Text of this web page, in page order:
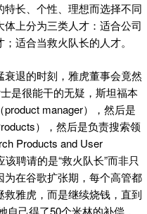
长、个性、理想而选择不同
上分为三类人才：适合公司
适合当救火队长的人才。
退的时刻，雅虎董事会竟然
是很能干的无疑，斯坦福本
manager），然后是
），然后是负责搜索领
Products and User
聘请的是“救火队长”而非只
在谷歌扩张期，每个高管都
雅虎，而是继续烧钱，直到
自己得了50个米林的补偿，